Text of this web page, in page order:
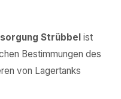
Strübbel ist
Bestimmungen des
von Lagertanks